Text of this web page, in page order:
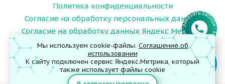
Мы используем cookie-файлы. Соглашение об
использовании
К сайту подключен сервис Яндекс.Метрика, который
также использует файлы cookie
Политика конфиденциальности
Согласие на обработку персональных данных
Согласие на обработку данных Яндекс Метрика
© 2026 ООО "Поликлиника Вирмед"